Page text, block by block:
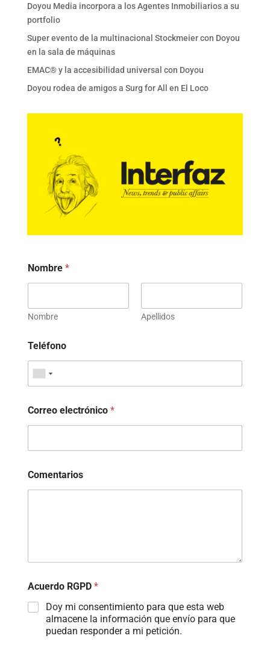
Doyou Media incorpora a los Agentes Inmobiliarios a su
portfolio
Super evento de la multinacional Stockmeier con Doyou
en la sala de máquinas
EMAC® y la accesibilidad universal con Doyou
Doyou rodea de amigos a Surg for All en El Loco
Nombre *
Nombre Apellidos
Teléfono
Correo electrónico *
Comentarios
Acuerdo RGPD *
Doy mi consentimiento para que esta web
almacene la información que envío para que
puedan responder a mi petición.